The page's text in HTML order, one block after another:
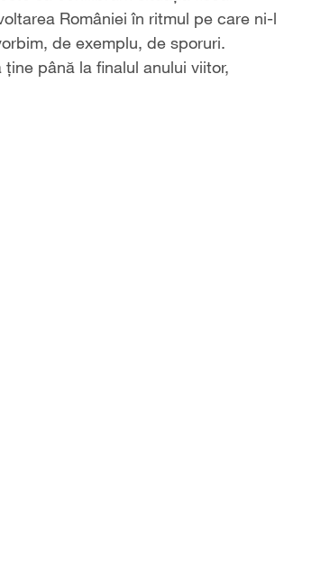
României în ritmul pe care ni-l
de exemplu, de sporuri.
până la finalul anului viitor,